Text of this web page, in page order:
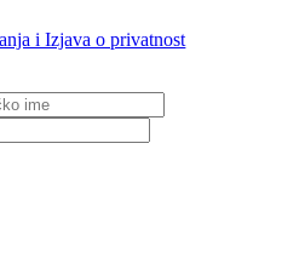
i Izjava o privatnost